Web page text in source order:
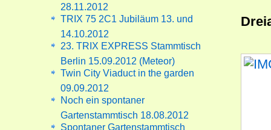
28.11.2012
TRIX 75 2C1 Jubiläum 13. und
14.10.2012
23. TRIX EXPRESS Stammtisch
Berlin 15.09.2012 (Meteor)
Twin City Viaduct in the garden
09.09.2012
Noch ein spontaner
Gartenstammtisch 18.08.2012
Spontaner Gartenstammtisch